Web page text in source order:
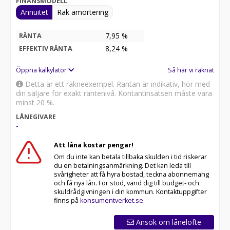
Annuitet Rak amortering
RÄNTA 7,95 %
EFFEKTIV RÄNTA 8,24 %
Öppna kalkylator Så har vi räknat
Detta är ett räkneexempel. Räntan är indikativ, hör med
din säljare för exakt räntenivå. Kontantinsatsen måste vara
minst 20 %.
LÅNEGIVARE
-
Att låna kostar pengar!
Om du inte kan betala tillbaka skulden i tid riskerar
du en betalningsanmärkning. Det kan leda till
svårigheter att få hyra bostad, teckna abonnemang
och få nya lån. För stöd, vänd dig till budget- och
skuldrådgivningen i din kommun. Kontaktuppgifter
finns på konsumentverket.se.
Ansök om lånelöfte